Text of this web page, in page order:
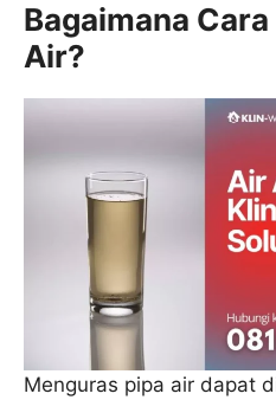
Bagaimana
Air?
Menguras pipa air dapat